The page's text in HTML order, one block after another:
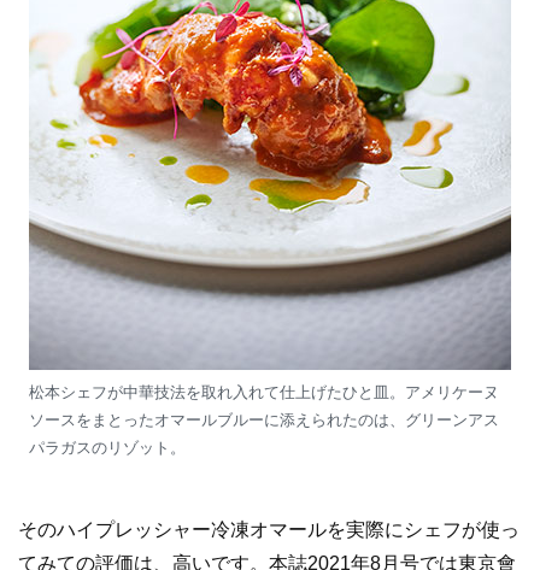
松本シェフが中華技法を取れ入れて仕上げたひと皿。アメリケーヌ
ソースをまとったオマールブルーに添えられたのは、グリーンアス
パラガスのリゾット。
そのハイプレッシャー冷凍オマールを実際にシェフが使っ
てみての評価は、高いです。本誌2021年8月号では東京會